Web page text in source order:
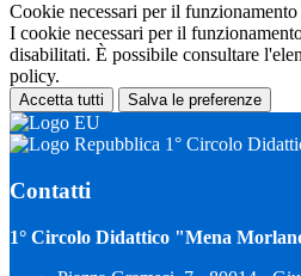
Cookie necessari per il funzionamento
I cookie necessari per il
disabilitati. È possibile consultare
policy.
Accetta tutti Salva le preferenze
1° Circolo
Contatti
1° Circolo Didattico "Mena